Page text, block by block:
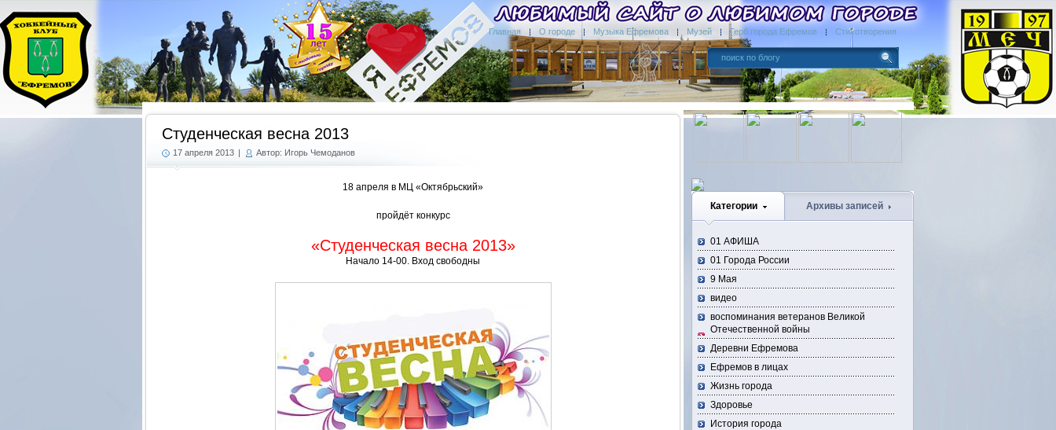
Главная О городе Музыка Ефремова Музей Герб города Ефремов Стихотворения
Студенческая весна 2013
17 апреля 2013 | Автор: Игорь Чемоданов
18 апреля в МЦ «Октябрьский»
пройдёт конкурс
«Студенческая весна 2013»
Начало 14-00. Вход свободны
Категории Архивы записей
01 АФИША
01 Города России
9 Мая
видео
воспоминания ветеранов Великой
Отечественной войны
Деревни Ефремова
Ефремов в лицах
Жизнь города
Здоровье
История города